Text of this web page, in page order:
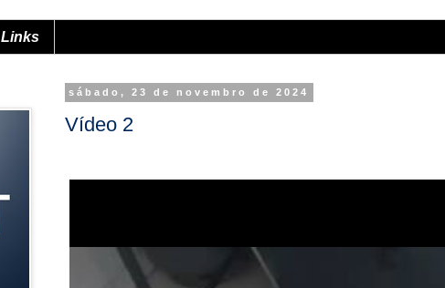
Links
sábado, 23 de novembro de 2024
Vídeo 2